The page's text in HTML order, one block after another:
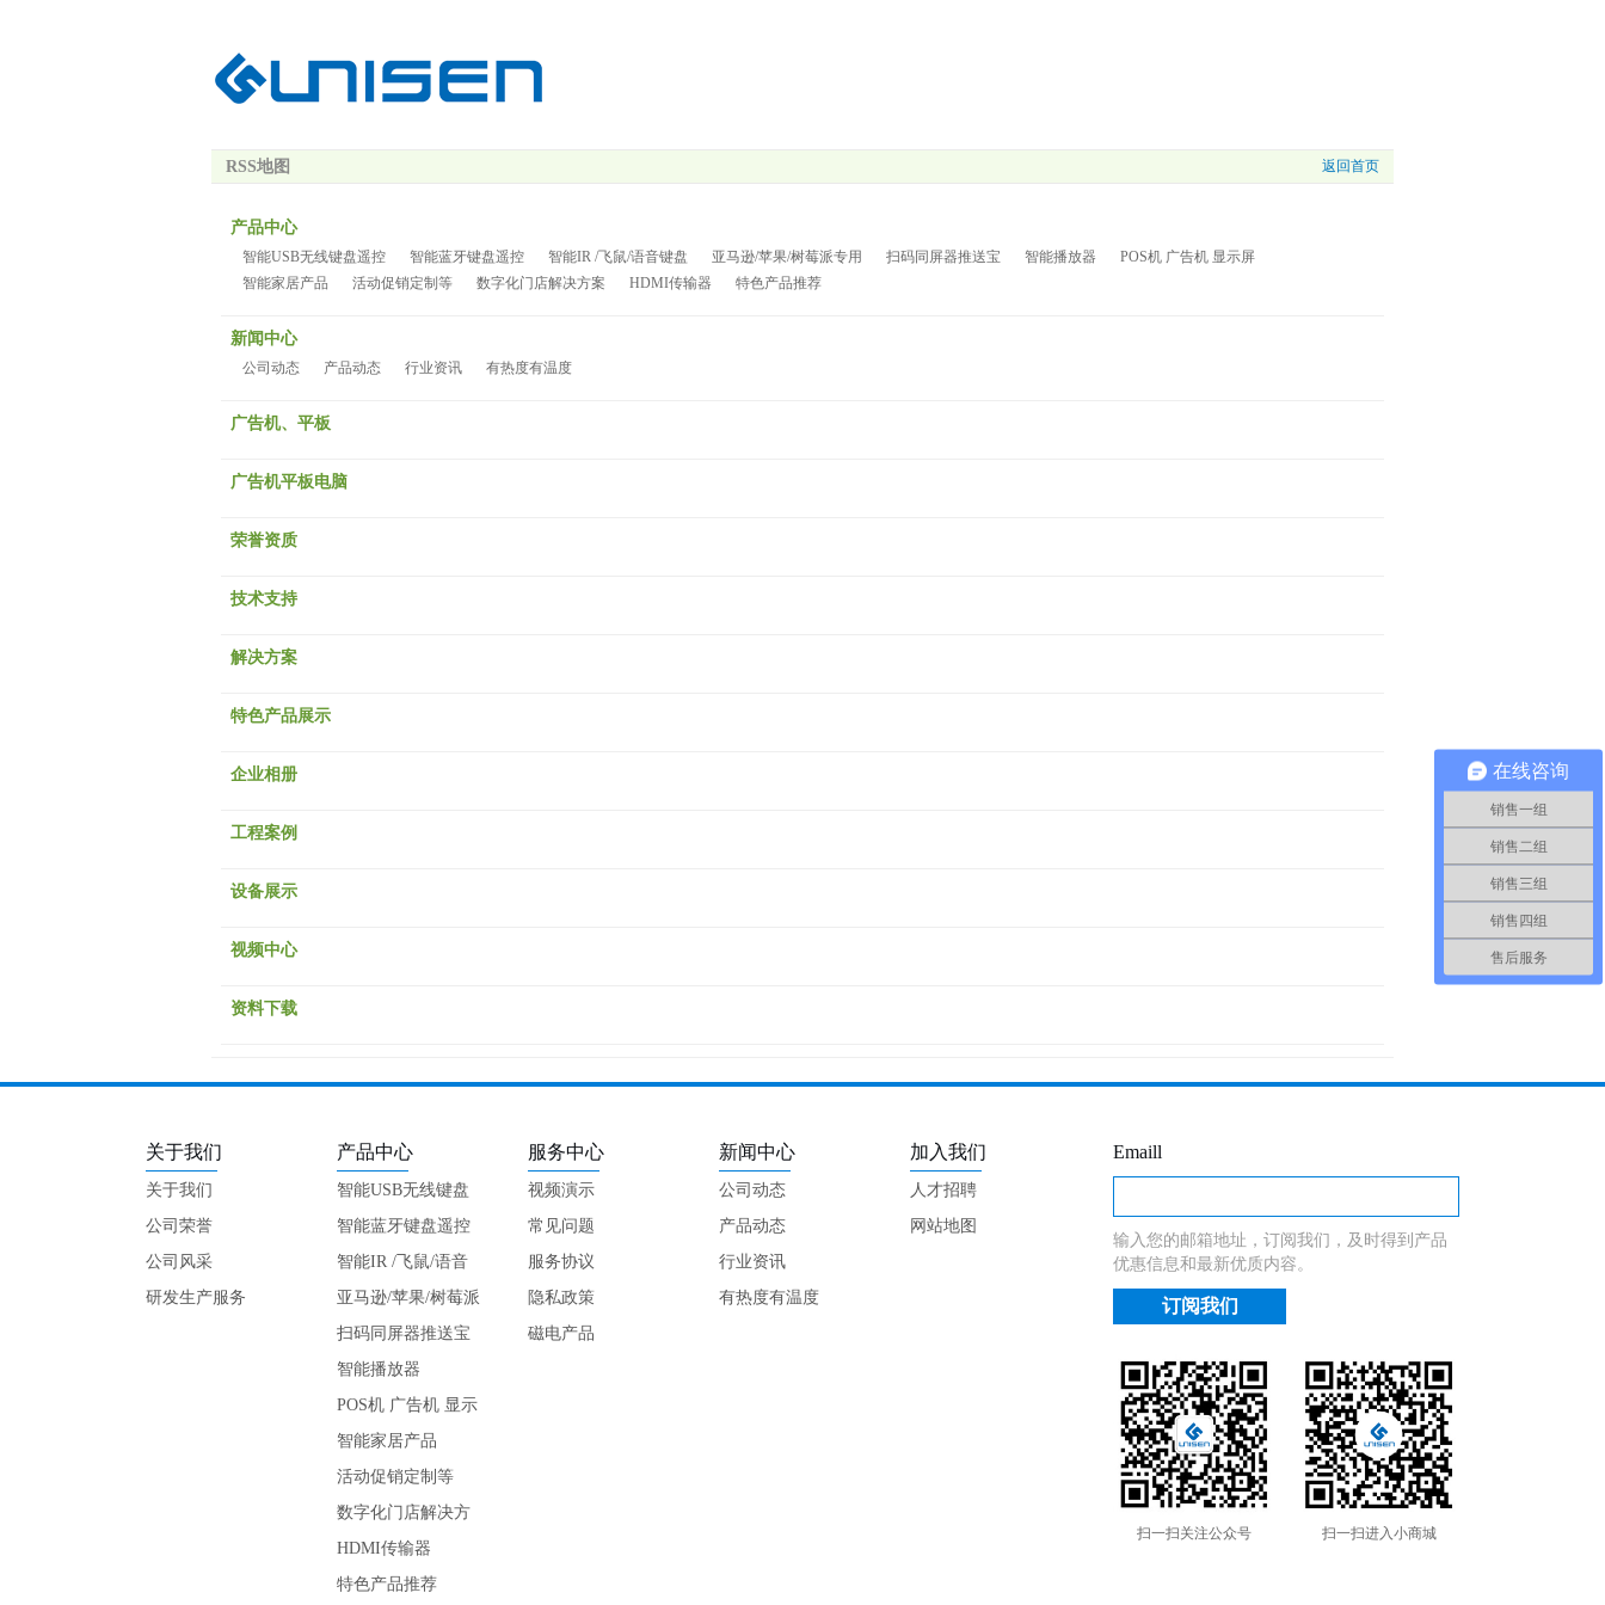
RSS地图 返回首页
产品中心
智能USB无线键盘遥控 智能蓝牙键盘遥控 智能IR /飞鼠/语音键盘 亚马逊/苹果/树莓派专用 扫码同屏器推送宝 智能播放器
POS机 广告机 显示屏
智能家居产品
活动促销定制等 数字化门店解决方案 HDMI传输器 特色产品推荐
新闻中心
公司动态 产品动态 行业资讯 有热度有温度
广告机、平板
广告机平板电脑
荣誉资质
技术支持
解决方案
特色产品展示
企业相册
工程案例
设备展示
视频中心
资料下载
关于我们
关于我们
公司荣誉
公司风采
研发生产服务
产品中心
智能USB无线键盘
遥控
智能蓝牙键盘遥控
智能IR /飞鼠/语音
键盘
亚马逊/苹果/树莓派
专用
扫码同屏器推送宝
智能播放器
POS机 广告机 显示
屏
智能家居产品
活动促销定制等
数字化门店解决方
案
HDMI传输器
特色产品推荐
服务中心
视频演示
常见问题
服务协议
隐私政策
磁电产品
新闻中心
公司动态
产品动态
行业资讯
有热度有温度
加入我们
人才招聘
网站地图
Emaill
输入您的邮箱地址，订阅我们，及时得到产品
优惠信息和最新优质内容。
扫一扫关注公众号 扫一扫进入小商城
在线咨询
销售一组
销售二组
销售三组
销售四组
售后服务